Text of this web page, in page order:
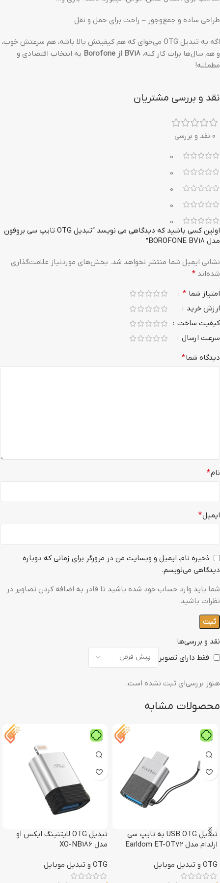
طراحی ساده و جمع‌وجور – راحت برای حمل و نقل
اگه یه تبدیل OTG می‌خوای که هم کیفیتش بالا باشه، هم سرعتش خوب،
و هم سال‌ها برات کار کنه، BV18 از Borofone
یه انتخاب اقتصادی و
مطمئنه!
نقد و بررسی مشتریان
0 نقد و بررسی
0
0
0
0
0
نقد و بررسی‌ها
فقط دارای تصویر
هنوز بررسی‌ای ثبت نشده است.
اولین کسی باشید که دیدگاهی می نویسد “تبدیل OTG تایپ سی بروفون
مدل BOROFONE BV18”
نشانی ایمیل شما منتشر نخواهد شد. بخش‌های موردنیاز علامت‌گذاری
شده‌اند *
امتیاز شما *
ارزش خرید
کیفیت ساخت
سرعت ارسال
دیدگاه شما*
نام*
ایمیل*
ذخیره نام، ایمیل و وبسایت من در مرورگر برای زمانی که دوباره
دیدگاهی می‌نویسم.
شما باید وارد حساب خود شده باشید تا قادر به اضافه کردن تصاویر در
نظرات باشید.
محصولات مشابه
تبدیل USB OTG به تایپ سی
ارلدام مدل Earldom ET-OT72
OTG و تبدیل موبایل
تبدیل OTG لایتنینگ ایکس او
مدل XO-NB186
OTG و تبدیل موبایل